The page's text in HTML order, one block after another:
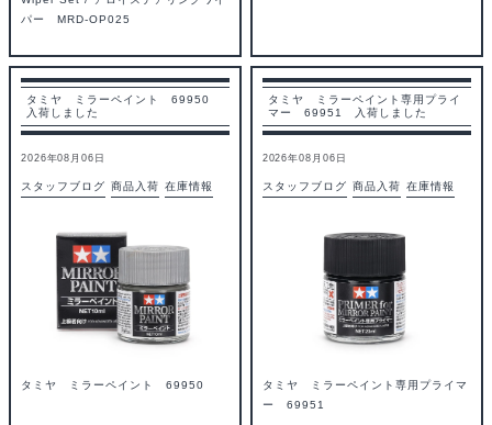
パー MRD-OP025
タミヤ ミラーペイント 69950
入荷しました
2026年08月06日
スタッフブログ 商品入荷 在庫情報
タミヤ ミラーペイント 69950
タミヤ ミラーペイント専用プライ
マー 69951 入荷しました
2026年08月06日
スタッフブログ 商品入荷 在庫情報
タミヤ ミラーペイント専用プライマ
ー 69951